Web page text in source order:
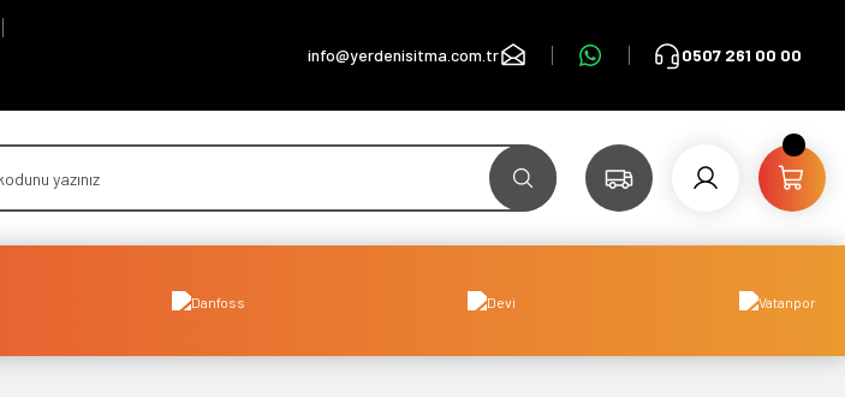
info@yerdenisitma.com.tr 0507 261 00 00